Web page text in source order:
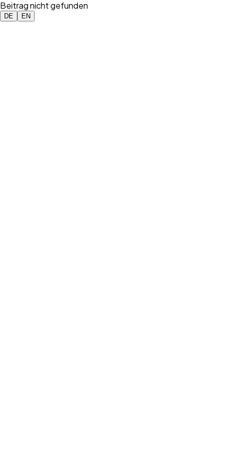
Beitrag nicht gefunden
DE EN